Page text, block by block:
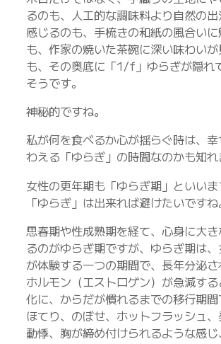
るのも、人工的な調味料より自然の
感じるのも、手梳きの和紙の風合い
も、作家の焼いた茶碗に深い味わい
も、その奥底に「1/f」ゆらぎが隠れ
そうです。
神秘的ですね。
私が何を食べるか心が揺らぐ時は、
わえる「ゆらぎ」の時間なのかも知れ
女性の更年期も「ゆらぎ期」といい
「ゆらぎ」は出来れば避けたいですね
思春期や性成熟期を経て、心身に大
るのがゆらぎ期ですが、ゆらぎ期は
が体験する一つの期間で、長年分泌
ホルモン（エストロゲン）が急減す
化に、からだが慣れるまでの移行期間
ほてり、のぼせ、ホットフラッシュ、
動悸、胸が締め付けられるような感